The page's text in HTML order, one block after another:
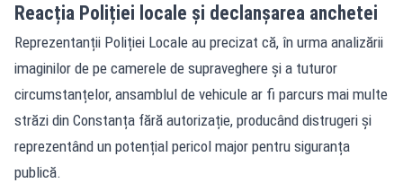
Reacția Poliției locale și declanșarea anchetei
Reprezentanții Poliției Locale au precizat că, în urma analizării
imaginilor de pe camerele de supraveghere și a tuturor
circumstanțelor, ansamblul de vehicule ar fi parcurs mai multe
străzi din Constanța fără autorizație, producând distrugeri și
reprezentând un potențial pericol major pentru siguranța
publică.